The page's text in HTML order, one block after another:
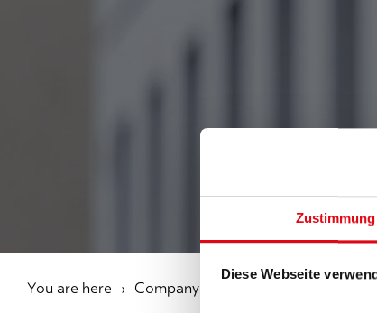
Zustimmung
Diese Webseite
You are here Company